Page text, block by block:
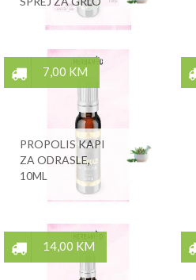
7,00 KM
PROPOLIS KAPI
ZA ODRASLE,
10ML
14,00 KM